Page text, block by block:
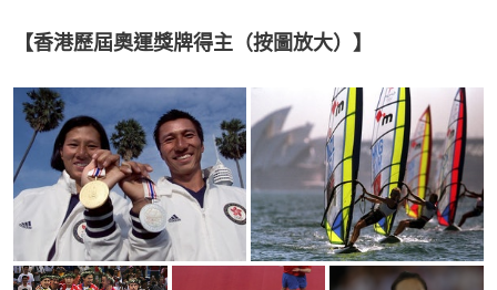
【香港歷屆奧運獎牌得主（按圖放大）】